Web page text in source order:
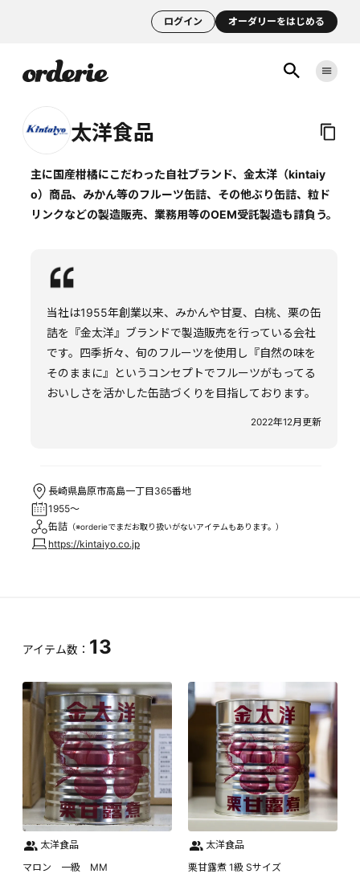
ログイン オーダリーをはじめる
太洋食品
主に国産柑橘にこだわった自社ブランド、金太洋（kintaiy
o）商品、みかん等のフルーツ缶詰、その他ぶり缶詰、粒ド
リンクなどの製造販売、業務用等のOEM受託製造も請負う。
当社は1955年創業以来、みかんや甘夏、白桃、栗の缶
詰を『金太洋』ブランドで製造販売を行っている会社
です。四季折々、旬のフルーツを使用し『自然の味を
そのままに』というコンセプトでフルーツがもってる
おいしさを活かした缶詰づくりを目指しております。
2022年12月更新
長崎県島原市高島一丁目365番地
1955～
缶詰 （※orderieでまだお取り扱いがないアイテムもあります。）
https://kintaiyo.co.jp
アイテム数： 13
太洋食品
マロン 一級 MM
太洋食品
栗甘露煮 1級 Sサイズ